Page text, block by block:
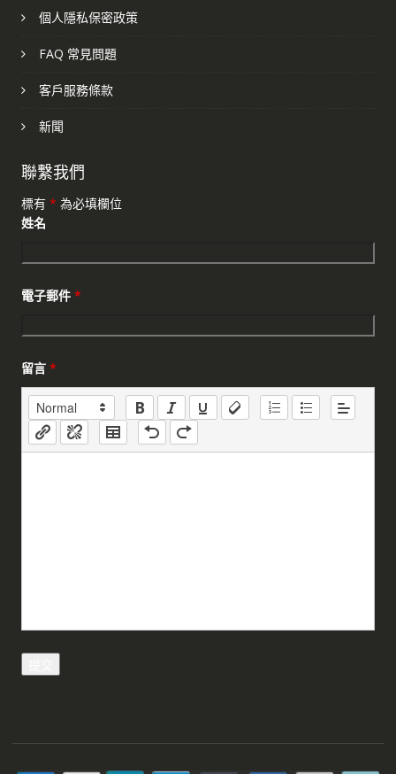
個人隱私保密政策
FAQ 常見問題
客戶服務條款
新聞
聯繫我們
標有 * 為必填欄位
姓名
電子郵件 *
留言 *